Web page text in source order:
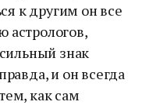
к другим он все
астрологов,
знак
и он всегда
как сам